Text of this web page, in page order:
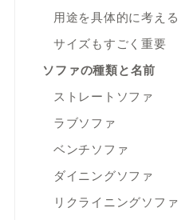
用途を具体的に考える
サイズもすごく重要
ソファの種類と名前
ストレートソファ
ラブソファ
ベンチソファ
ダイニングソファ
リクライニングソファ